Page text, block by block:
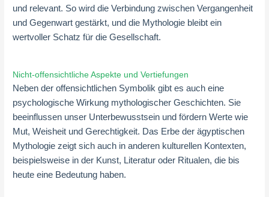
und relevant. So wird die Verbindung zwischen Vergangenheit
und Gegenwart gestärkt, und die Mythologie bleibt ein
wertvoller Schatz für die Gesellschaft.
Nicht-offensichtliche Aspekte und Vertiefungen
Neben der offensichtlichen Symbolik gibt es auch eine
psychologische Wirkung mythologischer Geschichten. Sie
beeinflussen unser Unterbewusstsein und fördern Werte wie
Mut, Weisheit und Gerechtigkeit. Das Erbe der ägyptischen
Mythologie zeigt sich auch in anderen kulturellen Kontexten,
beispielsweise in der Kunst, Literatur oder Ritualen, die bis
heute eine Bedeutung haben.